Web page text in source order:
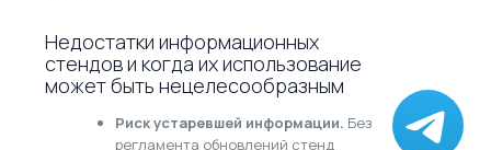
Недостатки информационных
стендов и когда их использование
может быть нецелесообразным
Риск устаревшей информации. Без
регламента обновлений стенд